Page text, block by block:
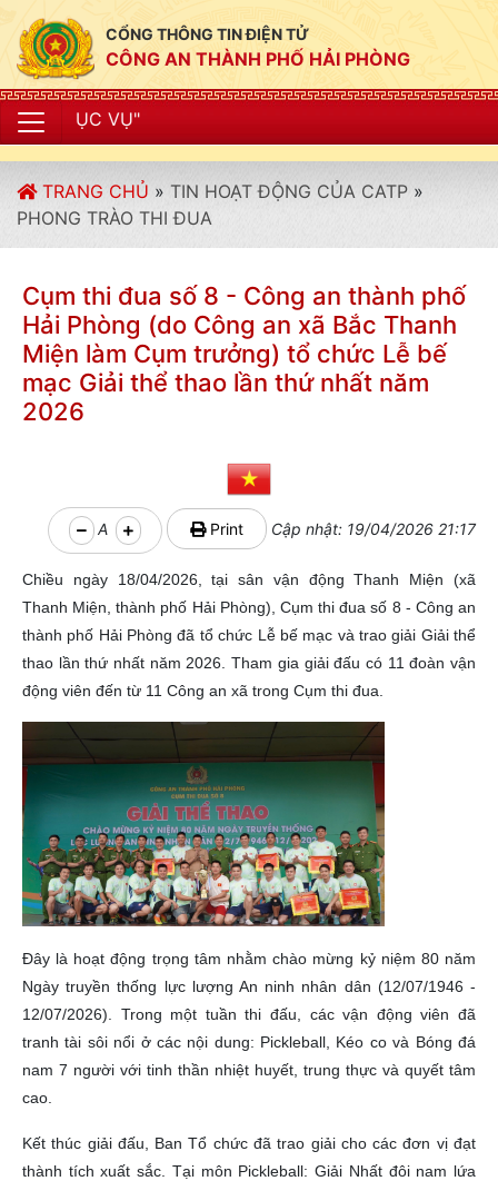
CỔNG THÔNG TIN ĐIỆN TỬ
CÔNG AN THÀNH PHỐ HẢI PHÒNG
TRANG CHỦ » TIN HOẠT ĐỘNG CỦA CATP »
PHONG TRÀO THI ĐUA
Cụm thi đua số 8 - Công an thành phố
Hải Phòng (do Công an xã Bắc Thanh
Miện làm Cụm trưởng) tổ chức Lễ bế
mạc Giải thể thao lần thứ nhất năm
2026
A Print Cập nhật: 19/04/2026 21:17
Chiều ngày 18/04/2026, tại sân vận động Thanh Miện (xã
Thanh Miện, thành phố Hải Phòng), Cụm thi đua số 8 - Công an
thành phố Hải Phòng đã tổ chức Lễ bế mạc và trao giải Giải thể
thao lần thứ nhất năm 2026. Tham gia giải đấu có 11 đoàn vận
động viên đến từ 11 Công an xã trong Cụm thi đua.
Đây là hoạt động trọng tâm nhằm chào mừng kỷ niệm 80 năm
Ngày truyền thống lực lượng An ninh nhân dân (12/07/1946 -
12/07/2026). Trong một tuần thi đấu, các vận động viên đã
tranh tài sôi nổi ở các nội dung: Pickleball, Kéo co và Bóng đá
nam 7 người với tinh thần nhiệt huyết, trung thực và quyết tâm
cao.
Kết thúc giải đấu, Ban Tổ chức đã trao giải cho các đơn vị đạt
thành tích xuất sắc. Tại môn Pickleball: Giải Nhất đôi nam lứa